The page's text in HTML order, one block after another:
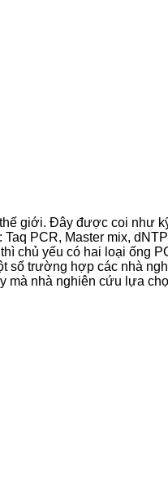
giới. Đây được coi như
PCR, Master mix,
chủ yếu có hai loại ống
số trường hợp các nhà
mà nhà nghiên cứu lựa